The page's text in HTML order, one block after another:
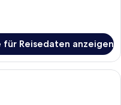
für Reisedaten anzeigen